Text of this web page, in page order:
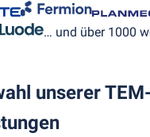
… und über 1000
unserer TEM-